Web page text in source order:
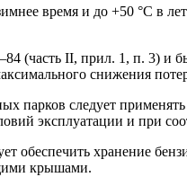
время и до +50 °С в
(часть II, прил. 1, п. 3) и
сниже­ния
парков следует
эксплуатации и при
обеспечить хранение
кры­шами.